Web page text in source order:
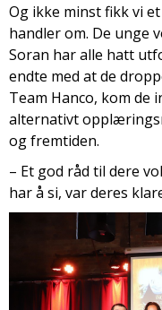
Og ikke minst fikk vi
handler om. De unge
Soran har alle hatt
endte med at de
Team Hanco, kom de
alternativt
og fremtiden.
– Et god råd til dere
har å si, var deres